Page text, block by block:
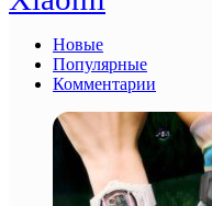
Новые
Популярные
Комментарии